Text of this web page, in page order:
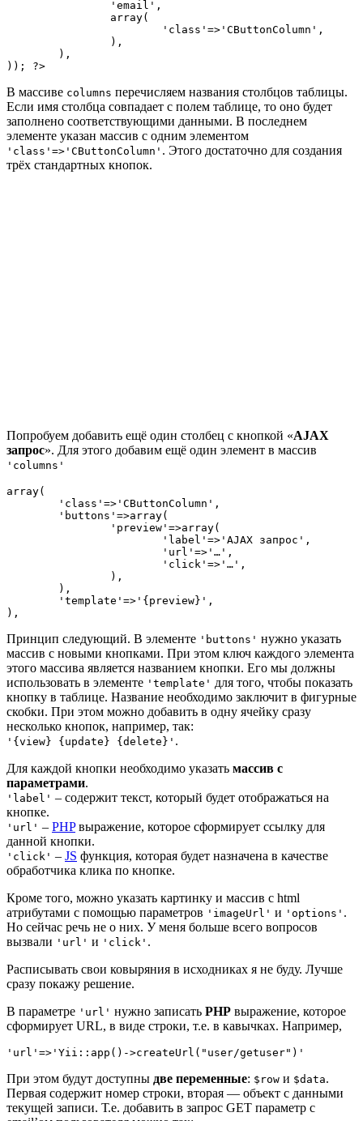
)); ?>
В массиве columns перечисляем названия столбцов таблицы.
Если имя столбца совпадает с полем таблице, то оно будет
заполнено соответствующими данными. В последнем
элементе указан массив с одним элементом
'class'=>'CButtonColumn' . Этого достаточно для создания
трёх стандартных кнопок.
Попробуем добавить ещё один столбец с кнопкой «AJAX
запрос». Для этого добавим ещё один элемент в массив
'columns'
array(
),
Принцип следующий. В элементе 'buttons' нужно указать
массив с новыми кнопками. При этом ключ каждого элемента
этого массива является названием кнопки. Его мы должны
использовать в элементе 'template' для того, чтобы показать
кнопку в таблице. Название необходимо заключит в фигурные
скобки. При этом можно добавить в одну ячейку сразу
несколько кнопок, например, так:
'{view} {update} {delete}' .
Для каждой кнопки необходимо указать массив с
параметрами.
'label' – содержит текст, который будет отображаться на
кнопке.
'url' – PHPвыражение, которое сформирует ссылку для
данной кнопки.
'click' – JS функция, которая будет назначена в качестве
обработчика клика по кнопке.
Кроме того, можно указать картинку и массив с html
атрибутами с помощью параметров 'imageUrl' и 'options' .
Но сейчас речь не о них. У меня больше всего вопросов
вызвали 'url' и 'click' .
Расписывать свои ковыряния в исходниках я не буду. Лучше
сразу покажу решение.
В параметре 'url' нужно записать PHP выражение, которое
сформирует URL, в виде строки, т.е. в кавычках. Например,
'url'=>'Yii::app()->createUrl("user/getuser")'
При этом будут доступны две переменные: $row и $data.
Первая содержит номер строки, вторая — объект с данными
текущей записи. Т.е. добавить в запрос GET параметр с